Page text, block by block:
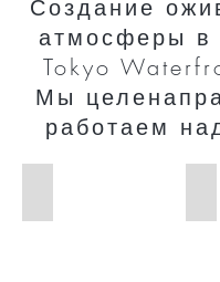
Создание
атмосферы в
Tokyo
Мы
работаем